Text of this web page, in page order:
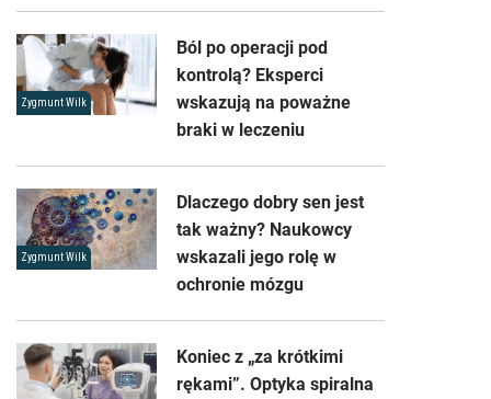
Zygmunt Wilk
Ból po operacji pod
kontrolą? Eksperci
wskazują na poważne
braki w leczeniu
Zygmunt Wilk
Dlaczego dobry sen jest
tak ważny? Naukowcy
wskazali jego rolę w
ochronie mózgu
Koniec z „za krótkimi
rękami”. Optyka spiralna